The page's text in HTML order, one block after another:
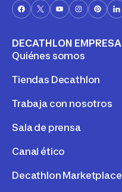
DECATHLON EMPRESA
Quiénes somos
Tiendas Decathlon
Trabaja con nosotros
Sala de prensa
Canal ético
Decathlon Marketplace